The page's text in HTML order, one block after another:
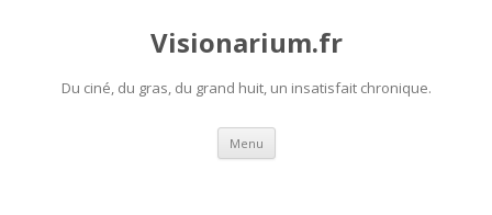
Visionarium.fr
Du ciné, du gras, du grand huit, un insatisfait chronique.
Menu Aller
contenu